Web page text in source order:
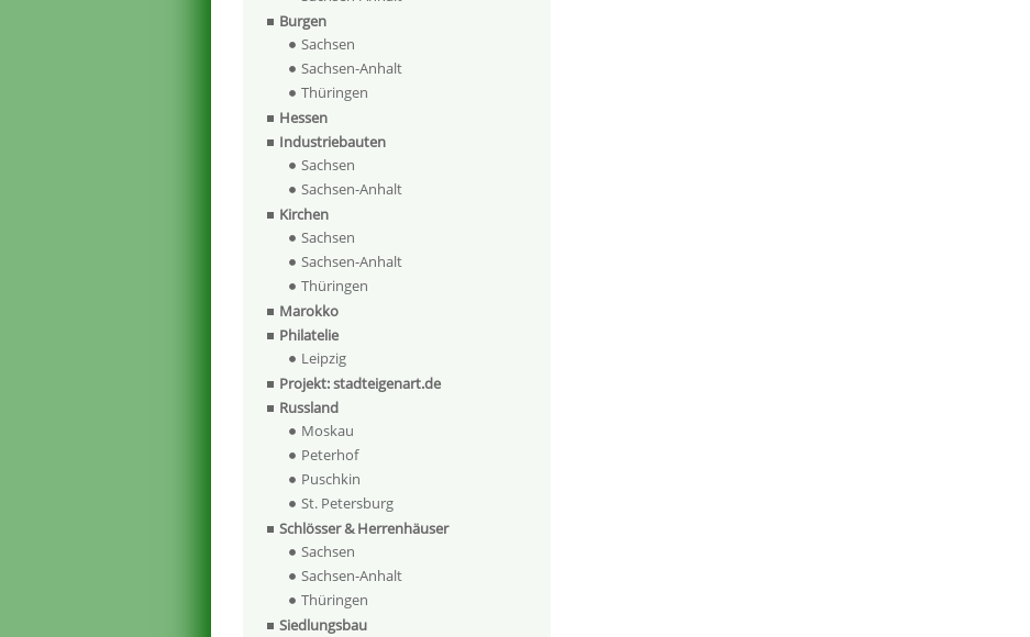
Burgen
Sachsen
Sachsen-Anhalt
Thüringen
Hessen
Industriebauten
Sachsen
Sachsen-Anhalt
Kirchen
Sachsen
Sachsen-Anhalt
Thüringen
Marokko
Philatelie
Leipzig
Projekt: stadteigenart.de
Russland
Moskau
Peterhof
Puschkin
St. Petersburg
Schlösser & Herrenhäuser
Sachsen
Sachsen-Anhalt
Thüringen
Siedlungsbau